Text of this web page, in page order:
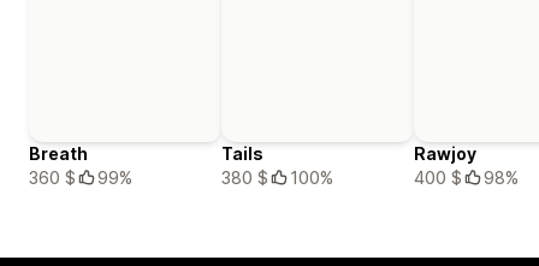
Breath
360 $
99%
Tails
380 $
100%
Rawjoy
400 $
98%